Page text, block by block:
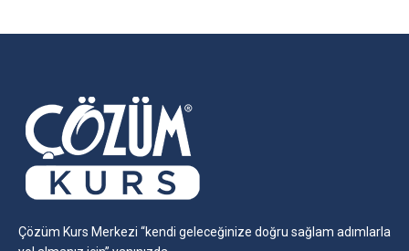
Çözüm Kurs Merkezi “kendi geleceğinize doğru sağlam adımlarla